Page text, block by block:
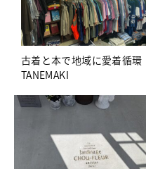
古着と本で地域に愛着循環
TANEMAKI